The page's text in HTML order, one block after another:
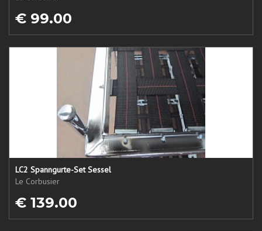
€ 99.00
LC2 Spanngurte-Set Sessel
Le Corbusier
€ 139.00